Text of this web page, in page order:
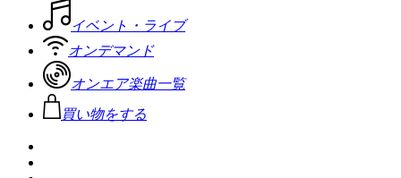
イベント・ライブ
オンデマンド
オンエア楽曲一覧
買い物をする